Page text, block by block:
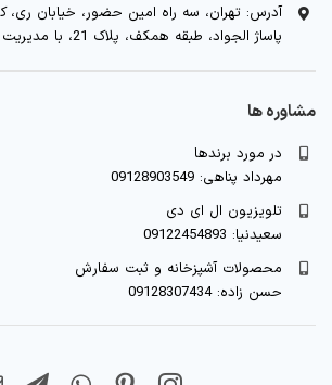
آدرس: تهران، سه راه امین حضور، خیابان ری،
پاساژ الجواد، طبقه همکف، پلاک 21، با مدیریت مهدی تنها
مشاوره ها
در مورد برندها
مهرداد پناهی: 09128903549
تلویزیون ال ای دی
سعیدنیا: 09122454893
محصولات آشپزخانه و ثبت سفارش
حسن زاده: 09128307434